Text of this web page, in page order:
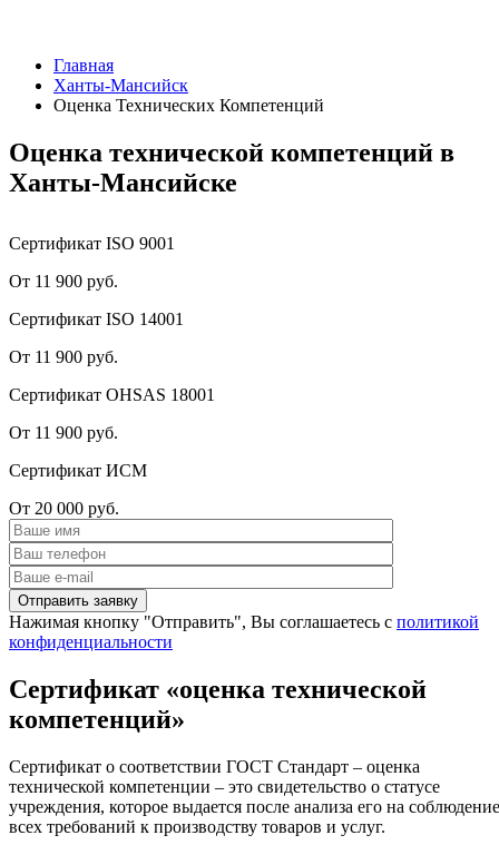
Главная
Ханты-Мансийск
Оценка Технических Компетенций
Оценка технической компетенций в
Ханты-Мансийске
Сертификат ISO 9001
От 11 900 руб.
Сертификат ISO 14001
От 11 900 руб.
Сертификат OHSAS 18001
От 11 900 руб.
Сертификат ИСМ
От 20 000 руб.
Нажимая кнопку "Отправить", Вы соглашаетесь с политикой
конфиденциальности
Сертификат «оценка технической
компетенций»
Сертификат о соответствии ГОСТ Стандарт – оценка
технической компетенции – это свидетельство о статусе
учреждения, которое выдается после анализа его на соблюдение
всех требований к производству товаров и услуг.